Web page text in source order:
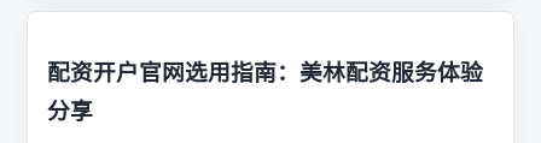
配资开户官网选用指南：美林配资服务体验
分享